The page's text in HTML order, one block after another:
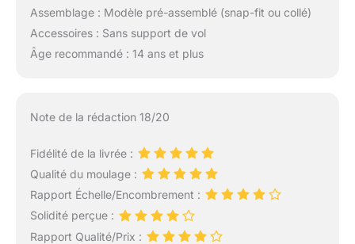
Assemblage : Modèle pré-assemblé (snap-fit ou collé)
Accessoires : Sans support de vol
Âge recommandé : 14 ans et plus
Note de la rédaction 18/20
Fidélité de la livrée :
Qualité du moulage :
Rapport Échelle/Encombrement :
Solidité perçue :
Rapport Qualité/Prix :